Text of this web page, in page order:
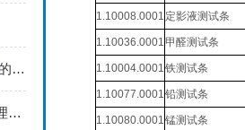
电化学法在COD分析仪中的实践与挑战
氨氮在线分析仪在污水处理过程中的监控作用
1.10008.0001 定影液测试条
1.10036.0001甲醛测试条
1.10004.0001铁测试条
1.10077.0001铅测试条
1.10080.0001锰测试条